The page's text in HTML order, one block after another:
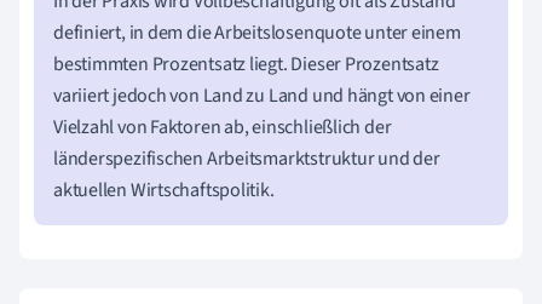
definiert, in dem die Arbeitslosenquote unter einem
bestimmten Prozentsatz liegt. Dieser Prozentsatz
variiert jedoch von Land zu Land und hängt von einer
Vielzahl von Faktoren ab, einschließlich der
länderspezifischen Arbeitsmarktstruktur und der
aktuellen Wirtschaftspolitik.